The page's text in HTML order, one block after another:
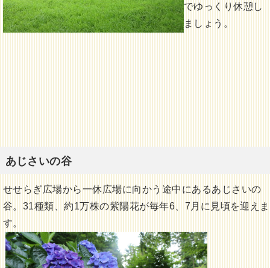
でゆっくり休憩し
ましょう。
あじさいの谷
せせらぎ広場から一休広場に向かう途中にあるあじさいの
谷。31種類、約1万株の紫陽花が毎年6、7月に見頃を迎えま
す。